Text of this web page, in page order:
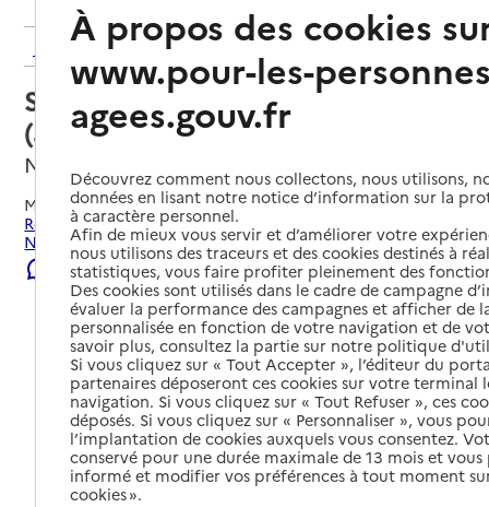
Retour aux résultats de l'annuaire
Service autonomie à domicile
(aide) – Vivre Adom
Nantes, LOIRE-ATLANTIQUE
Mis à jour le08/08/2026
Rechercher les établissements et services autour de
Nantes.
Signaler une erreur
À propos des cookies
www.pour-les-
agees.gouv.fr
Découvrez comment nous collectons, nous utilisons,
données en lisant notre notice d’information sur la
à caractère personnel.
Afin de mieux vous servir et d’améliorer votre
nous utilisons des traceurs et des cookies destinés à
statistiques, vous faire profiter pleinement des
Des cookies sont utilisés dans le cadre de campagne
évaluer la performance des campagnes et afficher de
personnalisée en fonction de votre navigation et de
savoir plus, consultez la partie sur notre politique
Si vous cliquez sur « Tout Accepter », l’éditeur du
partenaires déposeront ces cookies sur votre terminal
navigation. Si vous cliquez sur « Tout Refuser », ces
déposés. Si vous cliquez sur « Personnaliser », vous
l’implantation de cookies auxquels vous consentez.
conservé pour une durée maximale de 13 mois et
informé et modifier vos préférences à tout moment
cookies ».